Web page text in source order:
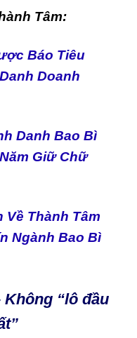
Tâm:
Báo Tiêu
Doanh
Danh Bao Bì
Giữ Chữ
Thành Tâm
Ngành Bao Bì
“lô đầu